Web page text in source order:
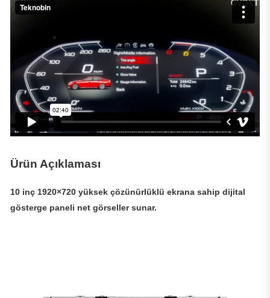
Ürün Açıklaması
10 inç 1920×720 yüksek çözünürlüklü ekrana sahip dijital
gösterge paneli net görseller sunar.